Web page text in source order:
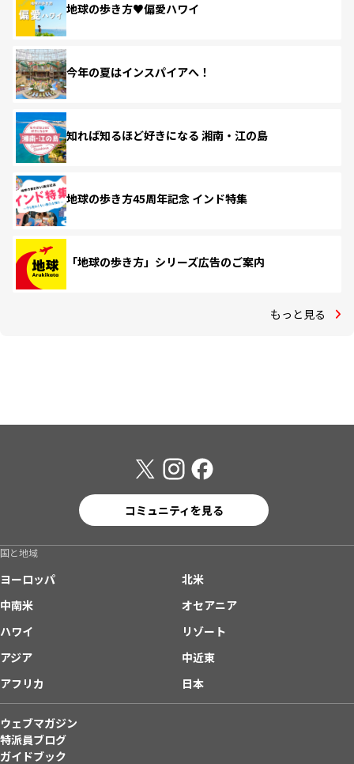
地球の歩き方♥偏愛ハワイ
今年の夏はインスパイアへ！
知れば知るほど好きになる 湘南・江の島
地球の歩き方45周年記念 インド特集
「地球の歩き方」シリーズ広告のご案内
もっと見る
コミュニティを見る
国と地域
ヨーロッパ
北米
中南米
オセアニア
ハワイ
リゾート
アジア
中近東
アフリカ
日本
ウェブマガジン
特派員ブログ
ガイドブック